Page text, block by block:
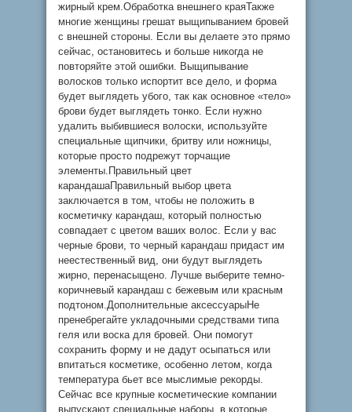
жирный крем.Обработка внешнего краяТакже
многие женщины грешат выщипыванием бровей
с внешней стороны. Если вы делаете это прямо
сейчас, остановитесь и больше никогда не
повторяйте этой ошибки. Выщипывание
волосков только испортит все дело, и форма
будет выглядеть убого, так как основное «тело»
брови будет выглядеть тонко. Если нужно
удалить выбившиеся волоски, используйте
специальные щипчики, бритву или ножницы,
которые просто подрежут торчащие
элементы.Правильный цвет
карандашаПравильный выбор цвета
заключается в том, чтобы не положить в
косметичку карандаш, который полностью
совпадает с цветом ваших волос. Если у вас
черные брови, то черный карандаш придаст им
неестественный вид, они будут выглядеть
жирно, перенасыщено. Лучше выберите темно-
коричневый карандаш с бежевым или красным
подтоном.Дополнительные аксессуарыНе
пренебрегайте укладочными средствами типа
геля или воска для бровей. Они помогут
сохранить форму и не дадут осыпаться или
впитаться косметике, особенно летом, когда
температура бьет все мыслимые рекорды.
Сейчас все крупные косметические компании
выпускают специальные наборы, в которые